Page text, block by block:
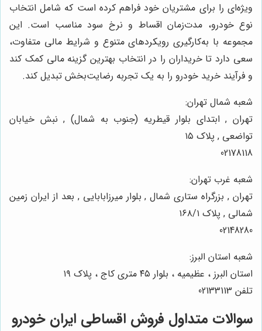
ویژه‌ای را برای مشتریان خود فراهم کرده است که شامل انتخاب
نوع خودرو، مدت‌زمان اقساط و نرخ سود مناسب است. این
مجموعه با به‌کارگیری رویکردهای متنوع و شرایط مالی متفاوت،
سعی دارد تا خریداران را در انتخاب بهترین گزینه مالی کمک کند
و فرآیند خرید خودرو را به یک تجربه رضایت‌بخش تبدیل کند.
شعبه شمال تهران:
تهران , ابتدای بلوار قیطریه (جنوب به شمال) , نبش خیابان
تواضعی , پلاک ۱۵
02178118
شعبه غرب تهران:
تهران , بزرگراه ستاری شمال , بلوار میرزابابایی , بعد از ایران زمین
شمالی , پلاک ۱۶۸/۱
02148280
شعبه استان البرز:
استان البرز ، عظیمیه ، بلوار ۴۵ متری کاج ، پلاک ۱۹
تلفن 02133113
سوالات متداول فروش اقساطی ایران خودرو